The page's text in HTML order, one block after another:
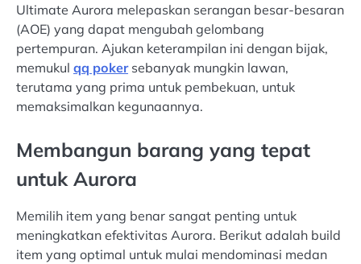
Ultimate Aurora melepaskan serangan besar-besaran
(AOE) yang dapat mengubah gelombang
pertempuran. Ajukan keterampilan ini dengan bijak,
memukul qq pokersebanyak mungkin lawan,
terutama yang prima untuk pembekuan, untuk
memaksimalkan kegunaannya.
Membangun barang yang tepat
untuk Aurora
Memilih item yang benar sangat penting untuk
meningkatkan efektivitas Aurora. Berikut adalah build
item yang optimal untuk mulai mendominasi medan